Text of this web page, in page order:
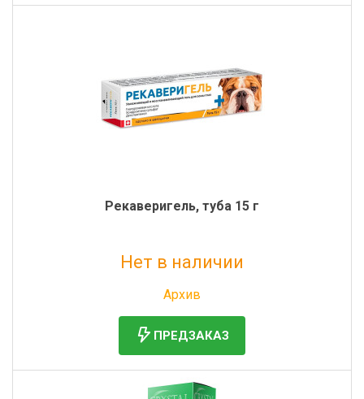
Рекаверигель, туба 15 г
Нет в наличии
Архив
ПРЕДЗАКАЗ